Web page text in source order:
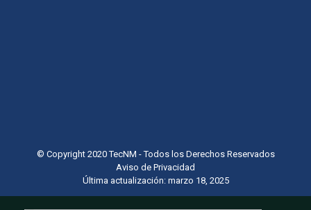
© Copyright 2020 TecNM - Todos los Derechos Reservados
Aviso de Privacidad
Última actualización: marzo 18, 2025